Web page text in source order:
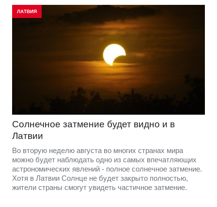
ЛАТВИЯ
Солнечное затмение будет видно и в
Латвии
Во вторую неделю августа во многих странах мира
можно будет наблюдать одно из самых впечатляющих
астрономических явлений - полное солнечное затмение.
Хотя в Латвии Солнце не будет закрыто полностью,
жители страны смогут увидеть частичное затмение.